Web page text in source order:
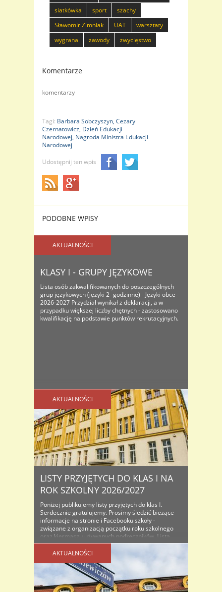
siatkówka
sport
szachy
Sławomir Zimniak
UAT
warsztaty
wygrana
zawody zwycięstwo
Komentarze
komentarzy
Tagi: Barbara Sobczyszyn, Cezary
Czernatowicz, Dzień Edukacji
Narodowej, Nagroda Ministra Edukacji
Narodowej
Udostępnij ten wpis
PODOBNE WPISY
AKTUALNOŚCI
KLASY I - GRUPY JĘZYKOWE
Lista osób zakwalifikowanych do poszczególnych
grup językowych (języki 2- godzinne) - Języki obce -
2026-2027 Przydział wynikał z deklaracji, a w
przypadku większej liczby chętnych - zastosowano
kwalifikację na podstawie punktów rekrutacyjnych.
AKTUALNOŚCI
LISTY PRZYJĘTYCH DO KLAS I NA
ROK SZKOLNY 2026/2027
Poniżej publikujemy listy przyjętych do klas I.
Serdecznie gratulujemy. Prosimy śledzić bieżące
informacje na stronie i Facebooku szkoły -
związane z organizacją początku roku szkolnego
oraz kiermaszu używanych podręczników. Lista
osób przyjętych do klas I na rok szkolny...
AKTUALNOŚCI